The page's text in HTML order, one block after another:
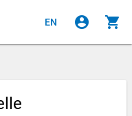
EN account_circle shopping_cart